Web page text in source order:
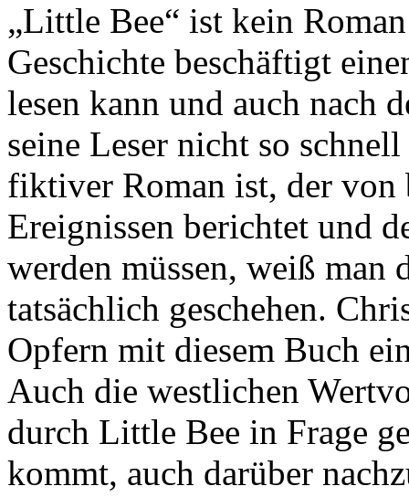
„Little Bee“ ist kein
Geschichte beschäftigt
lesen kann und auch nach
seine Leser nicht so
fiktiver Roman ist, der von
Ereignissen berichtet und
werden müssen, weiß man
tatsächlich geschehen.
Opfern mit diesem Buch
Auch die westlichen
durch Little Bee in Frage
kommt, auch darüber